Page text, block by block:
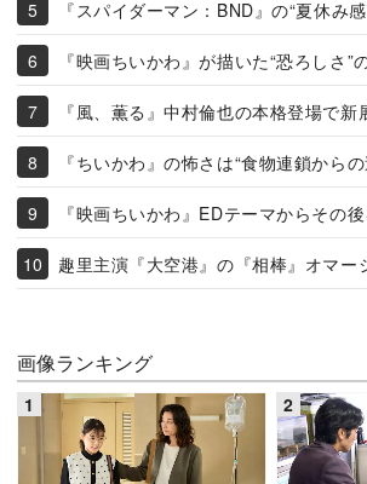
『スパイダーマン：BND』の“夏休み
『映画ちいかわ』が描いた“恐ろしさ”
『風、薫る』中村倫也の本格登場で新
『ちいかわ』の怖さは“食物連鎖からの
『映画ちいかわ』EDテーマからその
趣里主演『大空港』の『相棒』オマー
画像ランキング